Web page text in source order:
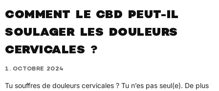
COMMENT LE CBD PEUT-IL
SOULAGER LES DOULEURS
CERVICALES ?
1. OCTOBRE 2024
Tu souffres de douleurs cervicales ? Tu n’es pas seul(e). De plus